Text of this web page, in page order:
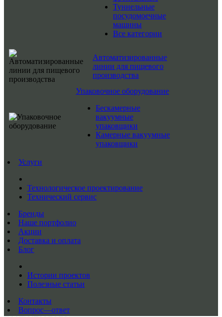
Туннельные
посудомоечные
машины
Все категории
Автоматизированные
линии для пищевого
производства
Упаковочное оборудование
Бескамерные
вакуумные
упаковщики
Камерные вакуумные
упаковщики
Услуги
Технологическое проектирование
Технический сервис
Бренды
Наше портфолио
Акции
Доставка и оплата
Блог
Истории проектов
Полезные статьи
Контакты
Вопрос—ответ